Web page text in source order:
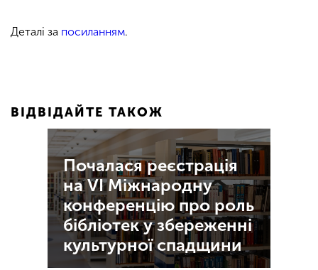
Деталі за посиланням.
ВІДВІДАЙТЕ ТАКОЖ
Почалася реєстрація
на VI Міжнародну
конференцію про роль
бібліотек у збереженні
культурної спадщини